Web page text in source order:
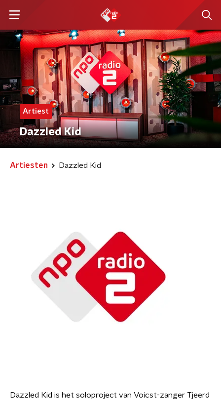
Artiest
Dazzled Kid
Artiesten Dazzled Kid
Dazzled Kid is het soloproject van Voicst-zanger Tjeerd